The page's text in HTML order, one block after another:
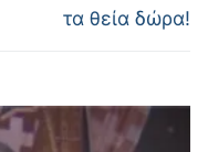
τα θεία δώρα!